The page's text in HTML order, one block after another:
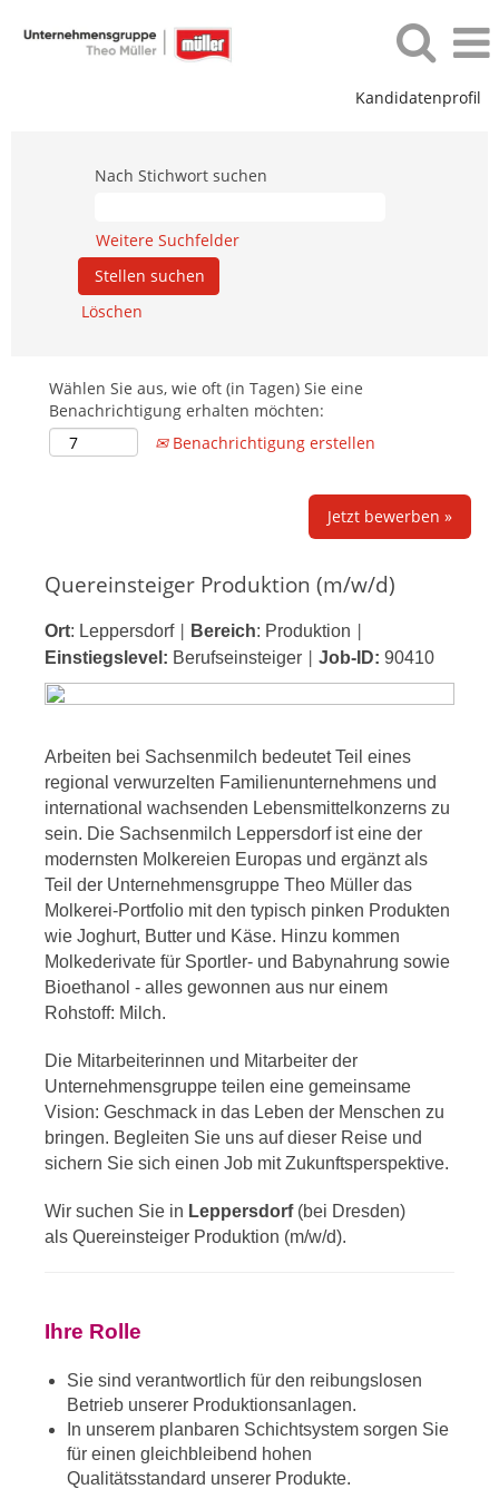
Kandidatenprofil
Nach Stichwort suchen
Weitere Suchfelder
Löschen
Wählen Sie aus, wie oft (in Tagen) Sie eine
Benachrichtigung erhalten möchten:
Benachrichtigung erstellen
Jetzt bewerben »
Quereinsteiger Produktion (m/w/d)
Ort: Leppersdorf Bereich: Produktion
Einstiegslevel: Berufseinsteiger Job-ID: 90410
Arbeiten bei Sachsenmilch bedeutet Teil eines
regional verwurzelten Familienunternehmens und
international wachsenden Lebensmittelkonzerns zu
sein. Die Sachsenmilch Leppersdorf ist eine der
modernsten Molkereien Europas und ergänzt als
Teil der Unternehmensgruppe Theo Müller das
Molkerei-Portfolio mit den typisch pinken Produkten
wie Joghurt, Butter und Käse. Hinzu kommen
Molkederivate für Sportler- und Babynahrung sowie
Bioethanol - alles gewonnen aus nur einem
Rohstoff: Milch.
Die Mitarbeiterinnen und Mitarbeiter der
Unternehmensgruppe teilen eine gemeinsame
Vision: Geschmack in das Leben der Menschen zu
bringen. Begleiten Sie uns auf dieser Reise und
sichern Sie sich einen Job mit Zukunftsperspektive.
Wir suchen Sie in Leppersdorf(bei Dresden)
als Quereinsteiger Produktion (m/w/d).
Ihre Rolle
Sie sind verantwortlich für den reibungslosen
Betrieb unserer Produktionsanlagen.
In unserem planbaren Schichtsystem sorgen Sie
für einen gleichbleibend hohen
Qualitätsstandard unserer Produkte.